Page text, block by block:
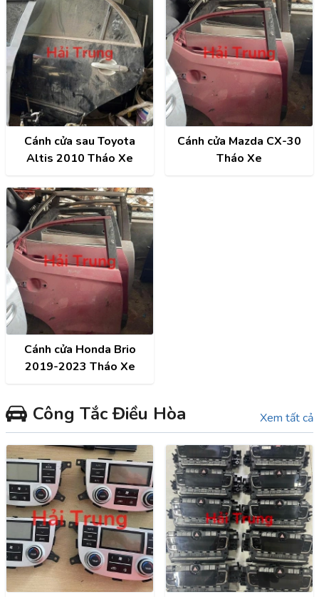
Cánh cửa sau Toyota
Altis 2010 Tháo Xe
Cánh cửa Mazda CX-30
Tháo Xe
Cánh cửa Honda Brio
2019-2023 Tháo Xe
Công Tắc Điều Hòa Xem tất cả